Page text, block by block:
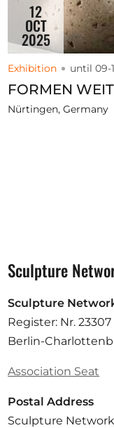
12
OCT
2025
Exhibition until 09-
FORMEN
Nürtingen, Germany
Sculpture
Sculpture
Register: Nr. 23307
Berlin-
Association Seat
Postal Address
Sculpture Network